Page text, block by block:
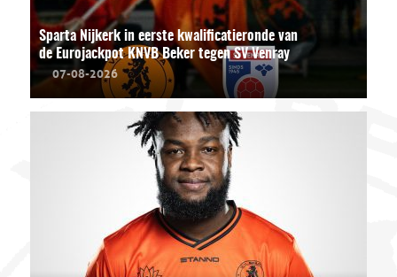
Sparta Nijkerk in eerste kwalificatieronde van
de Eurojackpot KNVB Beker tegen SV Venray
07-08-2026